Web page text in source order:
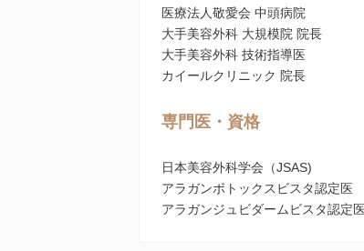
医療法人敬愛会 中頭病院
大手美容外科 大規模院 院長
大手美容外科 技術指導医
カイールクリニック 院長
専門医・資格
日本美容外科学会（JSAS)
アラガンボトックスビスタ認定医
アラガンジュビダームビスタ認定